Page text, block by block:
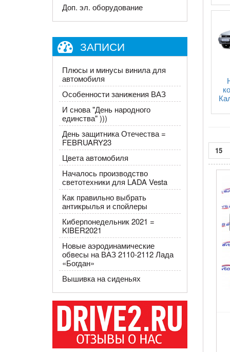
Доп. эл. оборудование
ЗАПИСИ
Плюсы и минусы винила для
автомобиля
Особенности занижения ВАЗ
И снова "День народного
единства" )))
День защитника Отечества =
FEBRUARY23
Цвета автомобиля
Началось производство
светотехники для LADA Vesta
Как правильно выбрать
антикрылья и спойлеры
Киберпонедельник 2021 =
KIBER2021
Новые аэродинамические
обвесы на ВАЗ 2110-2112 Лада
«Богдан»
Вышивка на сиденьях
15